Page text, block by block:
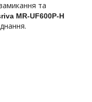
та
MR-UF600P-H